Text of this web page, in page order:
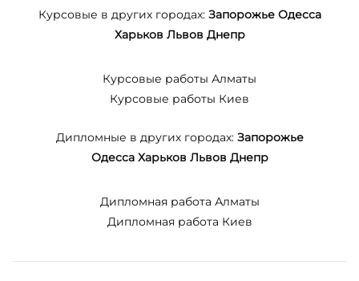
Курсовые в других городах: Запорожье Одесса
Харьков Львов Днепр
Курсовые работы Алматы
Курсовые работы Киев
Дипломные в других городах: Запорожье
Одесса Харьков Львов Днепр
Дипломная работа Алматы
Дипломная работа Киев